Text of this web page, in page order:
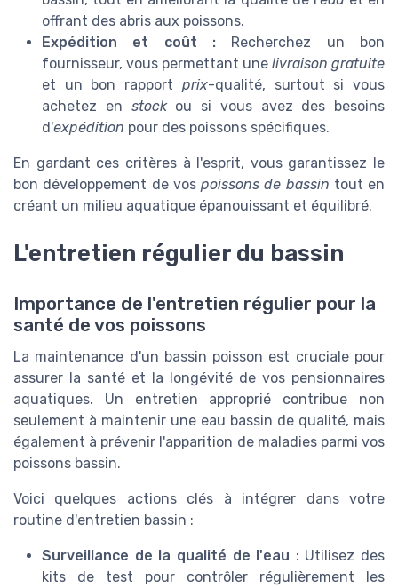
offrant des abris aux poissons.
Expédition et coût : Recherchez un bon
fournisseur, vous permettant une livraison gratuite
et un bon rapport prix-qualité, surtout si vous
achetez en stockou si vous avez des besoins
d'expédition pour des poissons spécifiques.
En gardant ces critères à l'esprit, vous garantissez le
bon développement de vos poissons de bassin tout en
créant un milieu aquatique épanouissant et équilibré.
L'entretien régulier du bassin
Importance de l'entretien régulier pour la
santé de vos poissons
La maintenance d'un bassin poisson est cruciale pour
assurer la santé et la longévité de vos pensionnaires
aquatiques. Un entretien approprié contribue non
seulement à maintenir une eau bassin de qualité, mais
également à prévenir l'apparition de maladies parmi vos
poissons bassin.
Voici quelques actions clés à intégrer dans votre
routine d'entretien bassin :
Surveillance de la qualité de l'eau : Utilisez des
kits de test pour contrôler régulièrement les